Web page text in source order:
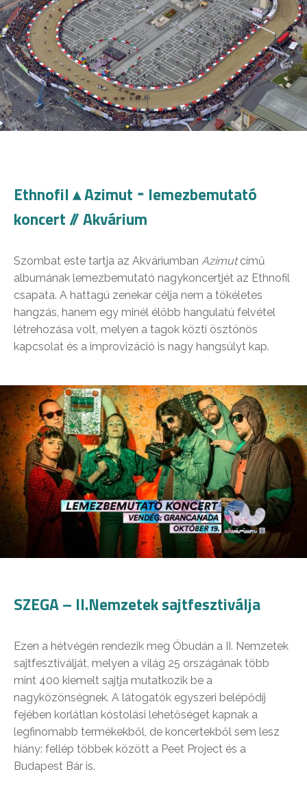
Ethnofil ▴ Azimut ⁃ lemezbemutató
koncert // Akvárium
Szombat este tartja az Akváriumban Azimutcímű
albumának lemezbemutató nagykoncertjét az Ethnofil
csapata. A hattagú zenekar célja nem a tökéletes
hangzás, hanem egy minél élőbb hangulatú felvétel
létrehozása volt, melyen a tagok közti ösztönös
kapcsolat és a improvizáció is nagy hangsúlyt kap.
SZEGA – II.Nemzetek sajtfesztiválja
Ezen a hétvégén rendezik meg Óbudán a II. Nemzetek
sajtfesztiválját, melyen a világ 25 országának több
mint 400 kiemelt sajtja mutatkozik be a
nagyközönségnek. A látogatók egyszeri belépődíj
fejében korlátlan kóstolási lehetőséget kapnak a
legfinomabb termékekből, de koncertekből sem lesz
hiány: fellép többek között a Peet Project és a
Budapest Bár is.